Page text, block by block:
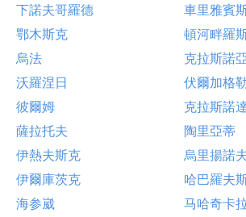
下諾夫哥羅德
車里雅賓
鄂木斯克
頓河畔羅
烏法
克拉斯諾
沃羅涅日
伏爾加格
彼爾姆
克拉斯諾
薩拉托夫
陶里亞蒂
伊熱夫斯克
烏里揚諾
伊爾庫茨克
哈巴羅夫
海参崴
马哈奇卡